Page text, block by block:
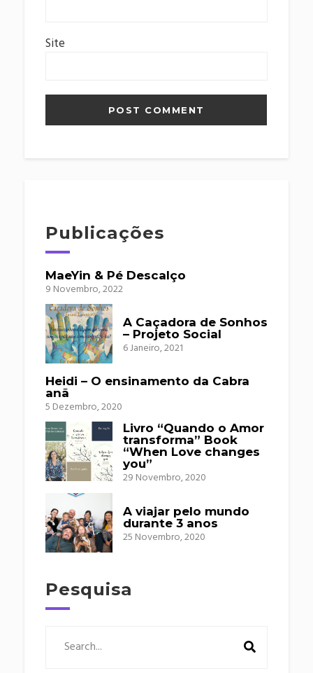
Site
Publicações
MaeYin & Pé Descalço
9 Novembro, 2022
A Caçadora de Sonhos
– Projeto Social
6 Janeiro, 2021
Heidi – O ensinamento da Cabra
anã
5 Dezembro, 2020
Livro “Quando o Amor
transforma” Book
“When Love changes
you”
29 Novembro, 2020
A viajar pelo mundo
durante 3 anos
25 Novembro, 2020
Pesquisa